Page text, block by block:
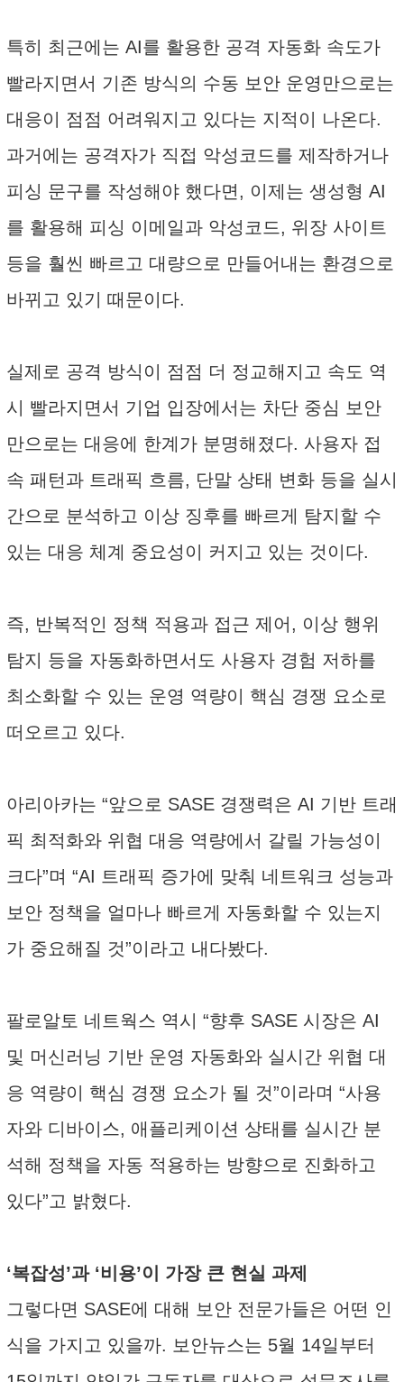
특히 최근에는 AI를 활용한 공격 자동화 속도가
빨라지면서 기존 방식의 수동 보안 운영만으로는
대응이 점점 어려워지고 있다는 지적이 나온다.
과거에는 공격자가 직접 악성코드를 제작하거나
피싱 문구를 작성해야 했다면, 이제는 생성형 AI
를 활용해 피싱 이메일과 악성코드, 위장 사이트
등을 훨씬 빠르고 대량으로 만들어내는 환경으로
바뀌고 있기 때문이다.
실제로 공격 방식이 점점 더 정교해지고 속도 역
시 빨라지면서 기업 입장에서는 차단 중심 보안
만으로는 대응에 한계가 분명해졌다. 사용자 접
속 패턴과 트래픽 흐름, 단말 상태 변화 등을 실시
간으로 분석하고 이상 징후를 빠르게 탐지할 수
있는 대응 체계 중요성이 커지고 있는 것이다.
즉, 반복적인 정책 적용과 접근 제어, 이상 행위
탐지 등을 자동화하면서도 사용자 경험 저하를
최소화할 수 있는 운영 역량이 핵심 경쟁 요소로
떠오르고 있다.
아리아카는 “앞으로 SASE 경쟁력은 AI 기반 트래
픽 최적화와 위협 대응 역량에서 갈릴 가능성이
크다”며 “AI 트래픽 증가에 맞춰 네트워크 성능과
보안 정책을 얼마나 빠르게 자동화할 수 있는지
가 중요해질 것”이라고 내다봤다.
팔로알토 네트웍스 역시 “향후 SASE 시장은 AI
및 머신러닝 기반 운영 자동화와 실시간 위협 대
응 역량이 핵심 경쟁 요소가 될 것”이라며 “사용
자와 디바이스, 애플리케이션 상태를 실시간 분
석해 정책을 자동 적용하는 방향으로 진화하고
있다”고 밝혔다.
‘복잡성’과 ‘비용’이 가장 큰 현실 과제
그렇다면 SASE에 대해 보안 전문가들은 어떤 인
식을 가지고 있을까. 보안뉴스는 5월 14일부터